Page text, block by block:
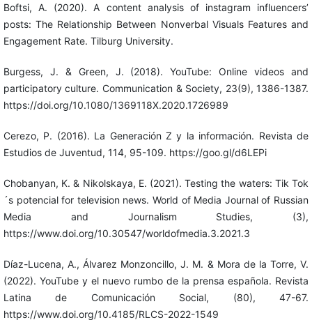
Boftsi, A. (2020). A content analysis of instagram influencers’
posts: The Relationship Between Nonverbal Visuals Features and
Engagement Rate. Tilburg University.
Burgess, J. & Green, J. (2018). YouTube: Online videos and
participatory culture. Communication & Society, 23(9), 1386-1387.
https://doi.org/10.1080/1369118X.2020.1726989
Cerezo, P. (2016). La Generación Z y la información. Revista de
Estudios de Juventud, 114, 95-109. https://goo.gl/d6LEPi
Chobanyan, K. & Nikolskaya, E. (2021). Testing the waters: Tik Tok
´s potencial for television news. World of Media Journal of Russian
Media and Journalism Studies, (3),
https://www.doi.org/10.30547/worldofmedia.3.2021.3
Díaz-Lucena, A., Álvarez Monzoncillo, J. M. & Mora de la Torre, V.
(2022). YouTube y el nuevo rumbo de la prensa española. Revista
Latina de Comunicación Social, (80), 47-67.
https://www.doi.org/10.4185/RLCS-2022-1549